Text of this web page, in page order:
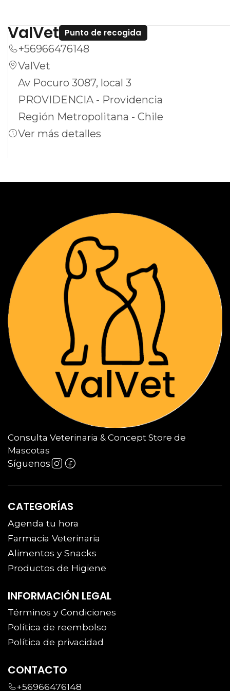
ValVet Punto de recogida
+56966476148
ValVet
Av Pocuro 3087, local 3
PROVIDENCIA - Providencia
Región Metropolitana - Chile
Ver más detalles
Consulta Veterinaria & Concept Store de
Mascotas
Síguenos
CATEGORÍAS
Agenda tu hora
Farmacia Veterinaria
Alimentos y Snacks
Productos de Higiene
INFORMACIÓN LEGAL
Términos y Condiciones
Política de reembolso
Política de privacidad
CONTACTO
+56966476148